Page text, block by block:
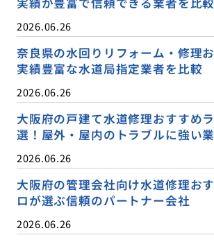
2026.06.26
奈良県の水回りリフォーム・修理
実績豊富な水道局指定業者を比較
2026.06.26
大阪府の戸建て水道修理おすすめ
選！屋外・屋内のトラブルに強い
2026.06.26
大阪府の管理会社向け水道修理お
ロが選ぶ信頼のパートナー会社
2026.06.26